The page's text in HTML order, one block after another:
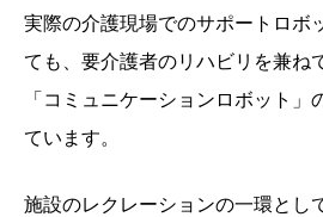
実際の介護現場でのサポートロボ
ても、要介護者のリハビリを兼ね
「コミュニケーションロボット」
ています。
施設のレクレーションの一環とし